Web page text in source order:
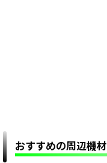
おすすめの周辺機材